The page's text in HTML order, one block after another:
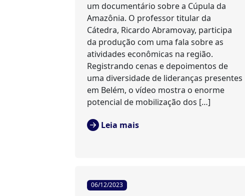
um documentário sobre a Cúpula da
Amazônia. O professor titular da
Cátedra, Ricardo Abramovay, participa
da produção com uma fala sobre as
atividades econômicas na região.
Registrando cenas e depoimentos de
uma diversidade de lideranças presentes
em Belém, o vídeo mostra o enorme
potencial de mobilização dos […]
Leia mais
06/12/2023